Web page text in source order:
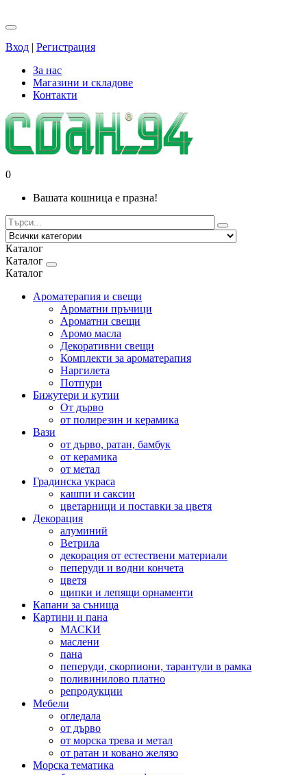
Вход | Регистрация
За нас
Магазини и складове
Контакти
0
Вашата кошница е празна!
Каталог
Каталог
Каталог
Ароматерапия и свещи
Ароматни пръчици
Ароматни свещи
Аромо масла
Декоративни свещи
Комплекти за ароматерапия
Наргилета
Потпури
Бижутери и кутии
От дърво
от полирезин и керамика
Вази
от дърво, ратан, бамбук
от керамика
от метал
Градинска украса
кашпи и саксии
цветарници и поставки за цветя
Декорация
алуминий
Ветрила
декорация от естествени материали
пеперуди и водни кончета
цветя
щипки и лепящи орнаменти
Капани за сънища
Картини и пана
МАСКИ
маслени
пана
пеперуди, скорпиони, тарантули в рамка
поливинилово платно
репродукции
Мебели
огледала
от дърво
от морска трева и метал
от ратан и ковано желязо
Морска тематика